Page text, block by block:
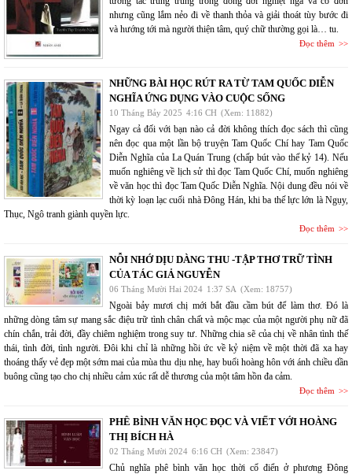
nhưng cũng lắm nẻo đi về thanh thỏa và giải thoát tùy bước đi
và hướng tới mà người thiện tâm, quý chữ thường gọi là… tu.
Đọc thêm
NHỮNG BÀI HỌC RÚT RA TỪ TAM QUỐC DIỄN
NGHĨA ỨNG DỤNG VÀO CUỘC SỐNG
10 Tháng Bảy 2025 4:16 CH (Xem: 11882)
Ngay cả đối với bạn nào cả đời không thích đọc sách thì cũng
nên đọc qua một lần bộ truyện Tam Quốc Chí hay Tam Quốc
Diễn Nghĩa của La Quán Trung (chấp bút vào thế kỷ 14). Nếu
muốn nghiêng về lịch sử thì đọc Tam Quốc Chí, muốn nghiêng
về văn học thì đọc Tam Quốc Diễn Nghĩa. Nội dung đều nói về
thời kỳ loạn lạc cuối nhà Đông Hán, khi ba thế lực lớn là Ngụy,
Thục, Ngô tranh giành quyền lực.
Đọc thêm
NỖI NHỚ DỊU DÀNG THU -TẬP THƠ TRỮ TÌNH
CỦA TÁC GIẢ NGUYỄN
06 Tháng Mười Hai 2024 1:37 SA (Xem: 18757)
Ngoài bảy mươi chị mới bắt đầu cầm bút để làm thơ. Đó là
những dòng tâm sự mang sắc điệu trữ tình chân chất và mộc mạc của một người phụ nữ đã
chín chắn, trải đời, đầy chiêm nghiệm trong suy tư. Những chia sẽ của chị về nhân tình thế
thái, tình đời, tình người. Đôi khi chỉ là những hồi ức về kỷ niệm về một thời đã xa hay
thoáng thấy vẻ đẹp một sớm mai của mùa thu dịu nhẹ, hay buổi hoàng hôn với ánh chiều dần
buông cũng tạo cho chị nhiều cảm xúc rất dễ thương của một tâm hồn đa cảm.
Đọc thêm
PHÊ BÌNH VĂN HỌC ĐỌC VÀ VIẾT VỚI HOÀNG
THỊ BÍCH HÀ
02 Tháng Mười 2024 6:16 CH (Xem: 23847)
Chủ nghĩa phê bình văn học thời cổ điển ở phương Đông